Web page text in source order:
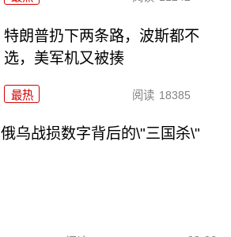
特朗普扔下两条路，波斯都不
选，美军机又被揍
最热 阅读 18385
乌战损数字背后的\"三国杀\"